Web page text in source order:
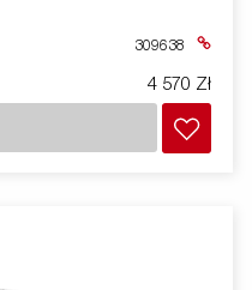
309638
4 570 Zł